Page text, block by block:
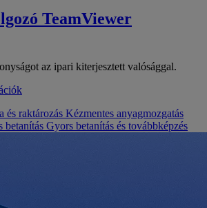
TeamViewer
az ipari kiterjesztett valósággal.
és raktározás Kézmentes anyagmozgatás
betanítás Gyors betanítás és továbbképzés